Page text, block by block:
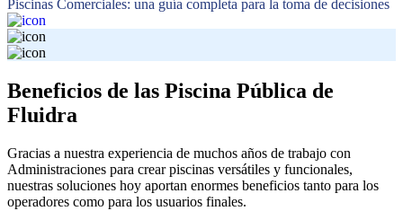
Piscinas Comerciales: una guía completa para la toma de decisiones
Beneficios de las Piscina Pública de
Fluidra
Gracias a nuestra experiencia de muchos años de trabajo con
Administraciones para crear piscinas versátiles y funcionales,
nuestras soluciones hoy aportan enormes beneficios tanto para los
operadores como para los usuarios finales.